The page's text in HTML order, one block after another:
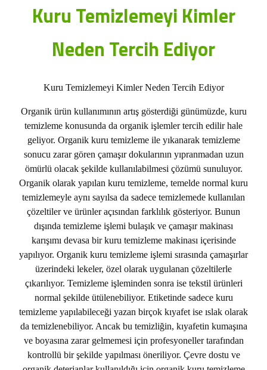
Kuru Temizlemeyi Kimler
Neden Tercih Ediyor
Kuru Temizlemeyi Kimler Neden Tercih Ediyor
Organik ürün kullanımının artış gösterdiği günümüzde, kuru
temizleme konusunda da organik işlemler tercih edilir hale
geliyor. Organik kuru temizleme ile yıkanarak temizleme
sonucu zarar gören çamaşır dokularının yıpranmadan uzun
ömürlü olacak şekilde kullanılabilmesi çözümü sunuluyor.
Organik olarak yapılan kuru temizleme, temelde normal kuru
temizlemeyle aynı sayılsa da sadece temizlemede kullanılan
çözeltiler ve ürünler açısından farklılık gösteriyor. Bunun
dışında temizleme işlemi bulaşık ve çamaşır makinası
karışımı devasa bir kuru temizleme makinası içerisinde
yapılıyor. Organik kuru temizleme işlemi sırasında çamaşırlar
üzerindeki lekeler, özel olarak uygulanan çözeltilerle
çıkarılıyor. Temizleme işleminden sonra ise tekstil ürünleri
normal şekilde ütülenebiliyor. Etiketinde sadece kuru
temizleme yapılabileceği yazan birçok kıyafet ise ıslak olarak
da temizlenebiliyor. Ancak bu temizliğin, kıyafetin kumaşına
ve boyasına zarar gelmemesi için profesyoneller tarafından
kontrollü bir şekilde yapılması öneriliyor. Çevre dostu ve